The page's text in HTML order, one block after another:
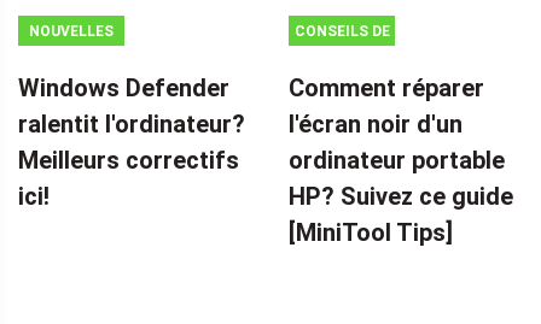
NOUVELLES
Windows Defender
ralentit l'ordinateur?
Meilleurs correctifs
ici!
CONSEILS DE
Comment réparer
l'écran noir d'un
ordinateur portable
HP? Suivez ce guide
[MiniTool Tips]